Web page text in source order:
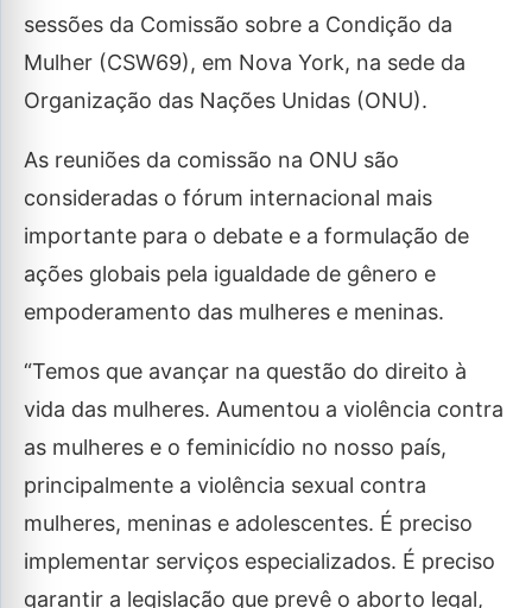
sessões da Comissão sobre a Condição da
Mulher (CSW69), em Nova York, na sede da
Organização das Nações Unidas (ONU).
As reuniões da comissão na ONU são
consideradas o fórum internacional mais
importante para o debate e a formulação de
ações globais pela igualdade de gênero e
empoderamento das mulheres e meninas.
“Temos que avançar na questão do direito à
vida das mulheres. Aumentou a violência contra
as mulheres e o feminicídio no nosso país,
principalmente a violência sexual contra
mulheres, meninas e adolescentes. É preciso
implementar serviços especializados. É preciso
garantir a legislação que prevê o aborto legal,